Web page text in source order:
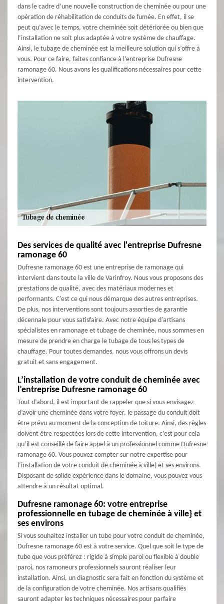
dans le cadre d’une nouvelle construction de cheminée ou pour une
opération de réhabilitation de conduits de fumée. En effet, il se
peut qu’avec le temps, votre cheminée soit détériorée ou bien que
l’installation ne soit plus adaptée à votre système de chauffage.
Ainsi, le tubage de cheminée est la meilleure solution qui s’offre à
vous. Pour ce faire, faites confiance à l’entreprise Dufresne
ramonage 60. Nous avons les qualifications nécessaires pour cette
intervention.
Des services de qualité avec l'entreprise Dufresne
ramonage 60
Dufresne ramonage 60 est une entreprise de ramonage qui
intervient dans toute la ville de Varinfroy. Nous vous proposons des
prestations de qualité, avec des matériaux modernes et
performants. C'est ce qui nous démarque des autres entreprises.
De plus, nos interventions sont toujours assorties de garantie
décennale pour vous satisfaire. Avec notre équipe d'artisans
spécialistes en ramonage et tubage de cheminée, nous sommes en
mesure de prendre en charge le tubage de tous les types de
chauffage. Pour toutes demandes, nous vous offrons un devis
gratuit et sans engagement.
L’installation de votre conduit de cheminée avec
l’entreprise Dufresne ramonage 60
Tout d’abord, il est important de rappeler que si vous envisagez
d’avoir une cheminée dans votre foyer, le passage du conduit doit
être prévu au moment de la conception de toiture. Ainsi, des règles
doivent être respectées lors de cette intervention, c’est pour cela
qu’il est conseillé de faire appel à un professionnel comme Dufresne
ramonage 60. Vous pouvez compter sur notre expertise pour
l’installation de votre conduit de cheminée à ville} et ses environs.
Disposant de solide expérience dans le domaine, vous pouvez vous
attendre à un résultat optimal.
Dufresne ramonage 60: votre entreprise
professionnelle en tubage de cheminée à ville} et
ses environs
Si vous souhaitez installer un tube pour votre conduit de cheminée,
Dufresne ramonage 60 est à votre service. Quel que soit le type de
tube que vous préférez : rigide à simple paroi ou flexible à double
paroi, nos ramoneurs professionnels sauront réaliser leur
installation. Ainsi, un diagnostic sera fait en fonction du système et
de la configuration de votre cheminée. Nos artisans qualifiés
sauront adapter les techniques nécessaires pour parfaire